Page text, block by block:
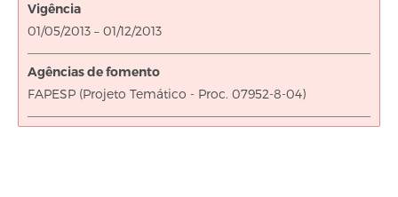
Vigência
De
01/05/2013 – até
01/12/2013
Agências de fomento
FAPESP (Projeto Temático - Proc. 07952-8-04)